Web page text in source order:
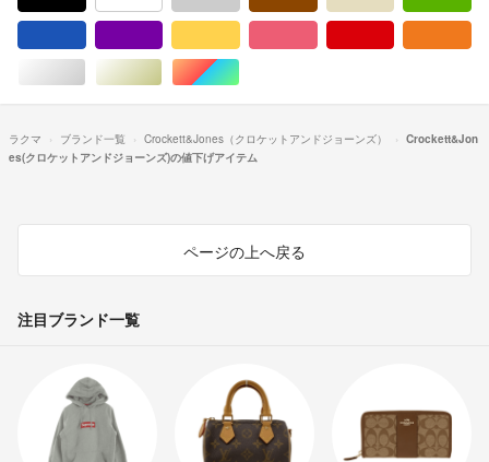
シルバー/銀色系ゴールド/金色系マルチカラー
ラクマ ブランド一覧 Crockett&Jones（クロケットアンドジョーンズ）
Crockett&Jon
es(クロケットアンドジョーンズ)の値下げアイテム
ページの上へ戻る
注目ブランド一覧